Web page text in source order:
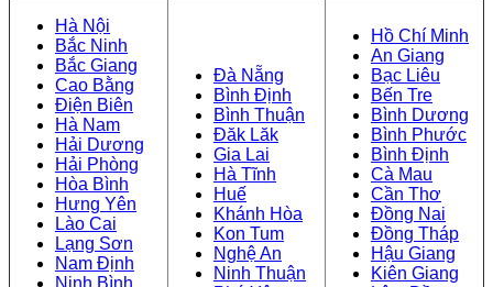
Hà Nội
Bắc Ninh
Bắc Giang
Cao Bằng
Điện Biên
Hà Nam
Hải Dương
Hải Phòng
Hòa Bình
Hưng Yên
Lào Cai
Lạng Sơn
Nam Định
Ninh Bình
Đà Nẵng
Bình Định
Bình Thuận
Đăk Lăk
Gia Lai
Hà Tĩnh
Huế
Khánh Hòa
Kon Tum
Nghệ An
Ninh Thuận
Hồ Chí Minh
An Giang
Bạc Liêu
Bến Tre
Bình Dương
Bình Phước
Bình Định
Cà Mau
Cần Thơ
Đồng Nai
Đồng Tháp
Hậu Giang
Kiên Giang